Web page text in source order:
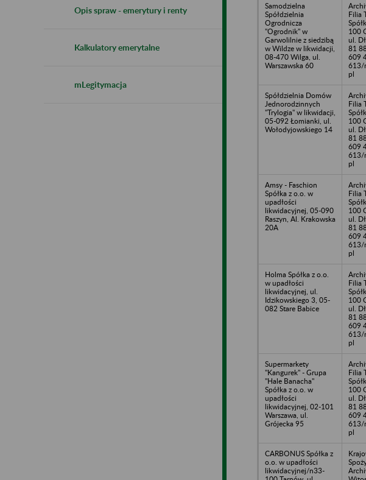
Opis spraw - emerytury i renty
Kalkulatory emerytalne
mLegitymacja
Samodzielna
Spółdzielnia
Ogrodnicza
"Ogrodnik" w
Garwolilnie z siedzibą
w Wildze w likwidacji,
08-470 Wilga, ul.
Warszawska 60
Filia
100
ul.
81
609
613/
pl
Spółdzielnia Domów
Jednorodzinnych
"Trylogia" w likwidacji,
05-092 Łomianki, ul.
Wołodyjowskiego 14
Filia
100
ul.
81
609
613/
pl
Amsy - Faschion
Spółka z o.o. w
upadłości
likwidacyjnej, 05-090
Raszyn, Al. Krakowska
20A
Filia
100
ul.
81
609
613/
pl
Holma Spółka z o.o.
w upadłości
likwidacyjnej, ul.
Idzikowskiego 3, 05-
082 Stare Babice
Filia
100
ul.
81
609
613/
pl
Supermarkety
"Kangurek" - Grupa
"Hale Banacha"
Spółka z o.o. w
upadłości
likwidacyjnej, 02-101
Warszawa, ul.
Grójecka 95
Filia
100
ul.
81
609
613/
pl
CARBONUS Spółka z
o.o. w upadłości
likwidacyjnej/n33-